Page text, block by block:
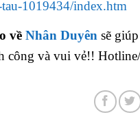
1019434/index.htm
về Nhân Duyên sẽ
công và vui vẻ!!